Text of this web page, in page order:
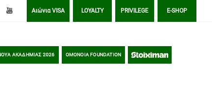
Αιώνια VISA LOYALTY PRIVILEGE E-SHOP
ΑΚΑΔΗΜΙΑΣ 2026 OMONOIA FOUNDATION STOIXIMAN